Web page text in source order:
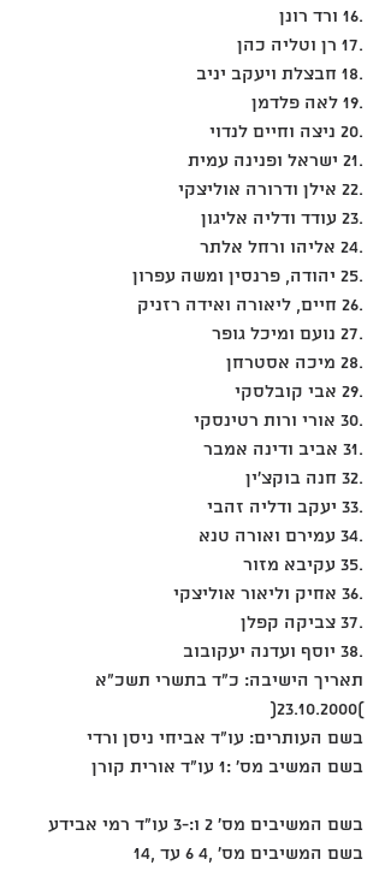
.16 ורד רונן
.17 רן וטליה כהן
.18 חבצלת ויעקב יניב
.19 לאה פלדמן
.20 ניצה וחיים לנדוי
.21 ישראל ופנינה עמית
.22 אילן ודרורה אוליצקי
.23 עודד ודליה אליגון
.24 אליהו ורחל אלתר
.25 יהודה, פרנסין ומשה עפרון
.26 חיים, ליאורה ואידה רזניק
.27 נועם ומיכל גופר
.28 מיכה אסטרחן
.29 אבי קובלסקי
.30 אורי ורות רטינסקי
.31 אביב ודינה אמבר
.32 חנה בוקצ'ין
.33 יעקב ודליה זהבי
.34 עמירם ואורה טנא
.35 עקיבא מזור
.36 אחיק וליאור אוליצקי
.37 צביקה קפלן
.38 יוסף ועדנה יעקובוב
תאריך הישיבה: כ"ד בתשרי תשכ"א
)23.10.2000(
בשם העותרים: עו"ד אביחי ניסן ורדי
בשם המשיב מס' :1 עו"ד אורית קורן
בשם המשיבים מס' 2 ו:-3 עו"ד רמי אבידע
בשם המשיבים מס' ,4 6 עד ,14